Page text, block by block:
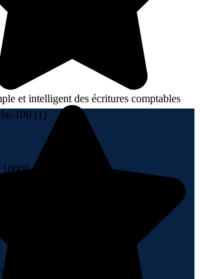
et intelligent des écritures comptables
DH.